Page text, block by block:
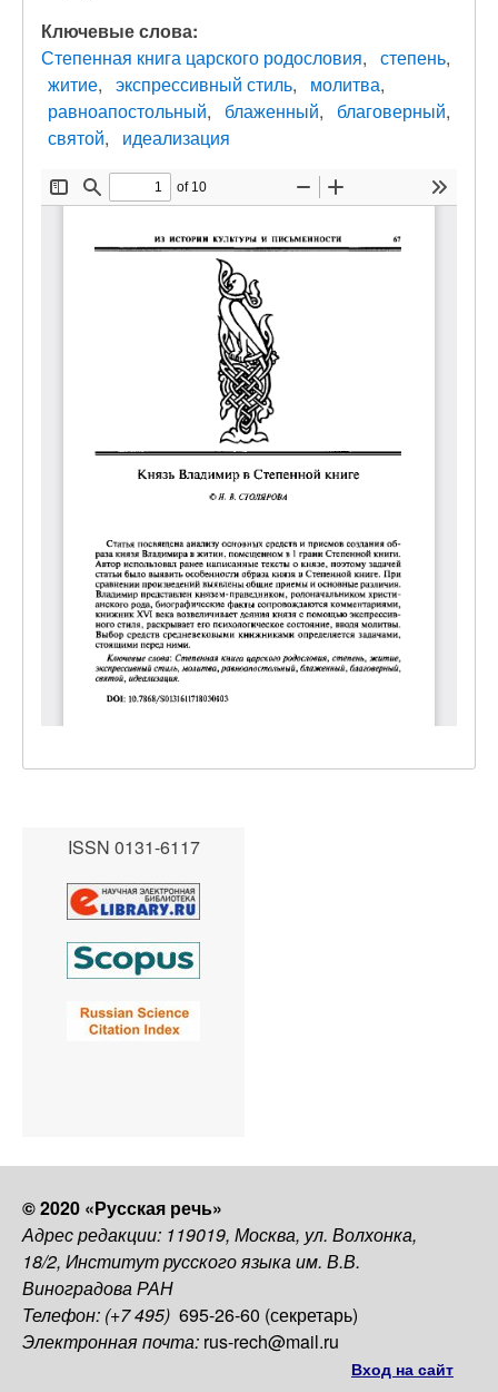
Ключевые слова:
Степенная книга царского родословия
степень
житие
экспрессивный стиль
молитва
равноапостольный
блаженный
благоверный
святой
идеализация
ISSN 0131-6117
© 2020 «Русская речь»
Адрес редакции: 119019, Москва, ул. Волхонка,
18/2, Институт русского языка им. В.В.
Виноградова РАН
Телефон: (+7 495) 695-26-60 (секретарь)
Электронная почта: rus-rech@mail.ru
Вход на сайт